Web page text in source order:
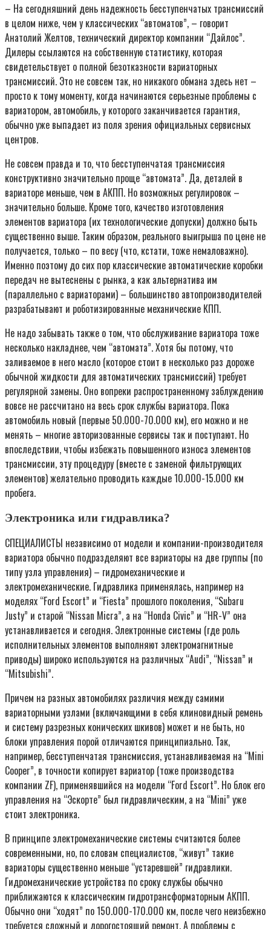
– На сегодняшний день надежность бесступенчатых трансмиссий
в целом ниже, чем у классических “автоматов”, – говорит
Анатолий Желтов, технический директор компании “Дайлос”.
Дилеры ссылаются на собственную статистику, которая
свидетельствует о полной безотказности вариаторных
трансмиссий. Это не совсем так, но никакого обмана здесь нет –
просто к тому моменту, когда начинаются серьезные проблемы с
вариатором, автомобиль, у которого заканчивается гарантия,
обычно уже выпадает из поля зрения официальных сервисных
центров.
Не совсем правда и то, что бесступенчатая трансмиссия
конструктивно значительно проще “автомата”. Да, деталей в
вариаторе меньше, чем в АКПП. Но возможных регулировок –
значительно больше. Кроме того, качество изготовления
элементов вариатора (их технологические допуски) должно быть
существенно выше. Таким образом, реального выигрыша по цене не
получается, только – по весу (что, кстати, тоже немаловажно).
Именно поэтому до сих пор классические автоматические коробки
передач не вытеснены с рынка, а как альтернатива им
(параллельно с вариаторами) – большинство автопроизводителей
разрабатывают и роботизированные механические КПП.
Не надо забывать также о том, что обслуживание вариатора тоже
несколько накладнее, чем “автомата”. Хотя бы потому, что
заливаемое в него масло (которое стоит в несколько раз дороже
обычной жидкости для автоматических трансмиссий) требует
регулярной замены. Оно вопреки распространенному заблуждению
вовсе не рассчитано на весь срок службы вариатора. Пока
автомобиль новый (первые 50.000-70.000 км), его можно и не
менять – многие авторизованные сервисы так и поступают. Но
впоследствии, чтобы избежать повышенного износа элементов
трансмиссии, эту процедуру (вместе с заменой фильтрующих
элементов) желательно проводить каждые 10.000-15.000 км
пробега.
Электроника или гидравлика?
СПЕЦИАЛИСТЫ независимо от модели и компании-производителя
вариатора обычно подразделяют все вариаторы на две группы (по
типу узла управления) – гидромеханические и
электромеханические. Гидравлика применялась, например на
моделях “Ford Escort” и “Fiesta” прошлого поколения, “Subaru
Justy” и старой “Nissan Micra”, а на “Honda Civic” и “HR-V” она
устанавливается и сегодня. Электронные системы (где роль
исполнительных элементов выполняют электромагнитные
приводы) широко используются на различных “Audi”, “Nissan” и
“Mitsubishi”.
Причем на разных автомобилях различия между самими
вариаторными узлами (включающими в себя клиновидный ремень
и систему разрезных конических шкивов) может и не быть, но
блоки управления порой отличаются принципиально. Так,
например, бесступенчатая трансмиссия, устанавливаемая на “Mini
Cooper”, в точности копирует вариатор (тоже производства
компании ZF), применявшийся на модели “Ford Escort”. Но блок его
управления на “Эскорте” был гидравлическим, а на “Mini” уже
стоит электроника.
В принципе электромеханические системы считаются более
современными, но, по словам специалистов, “живут” такие
вариаторы существенно меньше “устаревшей” гидравлики.
Гидромеханические устройства по сроку службы обычно
приближаются к классическим гидротрансформаторным АКПП.
Обычно они “ходят” по 150.000-170.000 км, после чего неизбежно
требуется сложный и дорогостоящий ремонт. А проблемы с